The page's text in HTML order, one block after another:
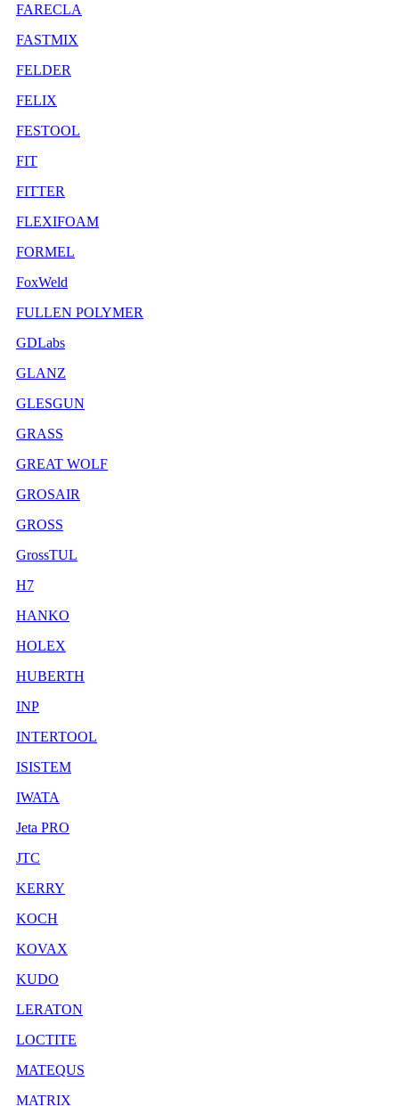
FARECLA
FASTMIX
FELDER
FELIX
FESTOOL
FIT
FITTER
FLEXIFOAM
FORMEL
FoxWeld
FULLEN POLYMER
GDLabs
GLANZ
GLESGUN
GRASS
GREAT WOLF
GROSAIR
GROSS
GrossTUL
H7
HANKO
HOLEX
HUBERTH
INP
INTERTOOL
ISISTEM
IWATA
Jeta PRO
JTC
KERRY
KOCH
KOVAX
KUDO
LERATON
LOCTITE
MATEQUS
MATRIX